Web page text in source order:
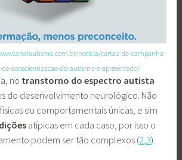
noticia/cartaz-da-campanha-
conscientizacao-do-autismo-e-apresentado/
no transtorno do espectro autista
do desenvolvimento neurológico. Não
ou comportamentais únicas, e sim
atípicas em cada caso, por isso o
podem ser tão complexos (2,3).